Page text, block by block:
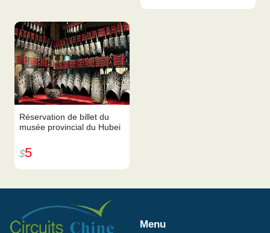
Réservation de billet du
musée provincial du Hubei
$5
Menu